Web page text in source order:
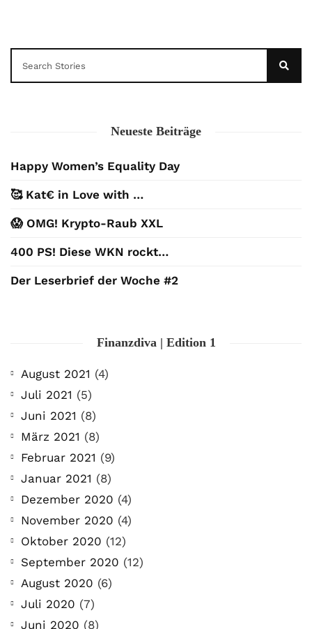
Neueste Beiträge
Happy Women’s Equality Day
🥰 Kat€ in Love with …
😱 OMG! Krypto-Raub XXL
400 PS! Diese WKN rockt…
Der Leserbrief der Woche #2
Finanzdiva | Edition 1
August 2021 (4)
Juli 2021 (5)
Juni 2021 (8)
März 2021 (8)
Februar 2021 (9)
Januar 2021 (8)
Dezember 2020 (4)
November 2020 (4)
Oktober 2020 (12)
September 2020 (12)
August 2020 (6)
Juli 2020 (7)
Juni 2020 (8)